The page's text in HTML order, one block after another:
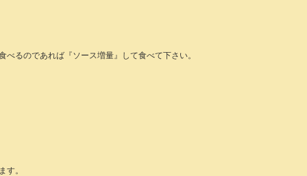
るのであれば『ソース増量』して食べて下さい。
す。